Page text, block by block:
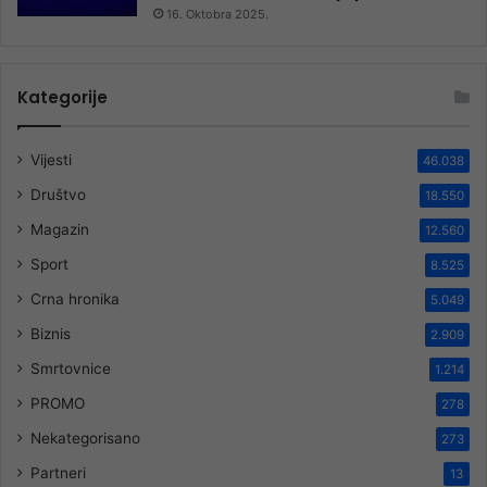
16. Oktobra 2025.
Kategorije
Vijesti 46.038
Društvo 18.550
Magazin 12.560
Sport 8.525
Crna hronika 5.049
Biznis 2.909
Smrtovnice 1.214
PROMO 278
Nekategorisano 273
Partneri 13